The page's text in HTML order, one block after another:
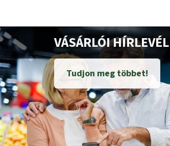
VÁSÁRLÓI HÍRLEVÉL
Tudjon meg többet!